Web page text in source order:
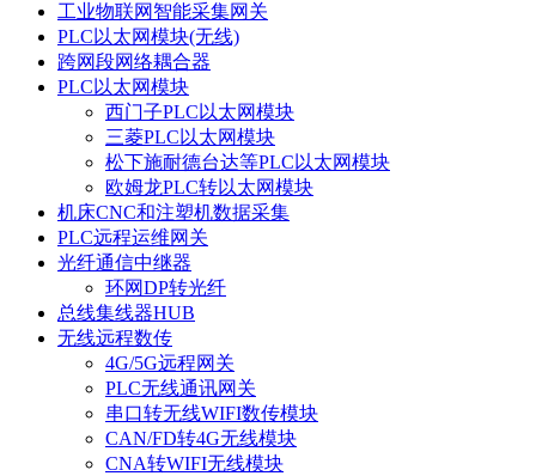
工业物联网智能采集网关
PLC以太网模块(无线)
跨网段网络耦合器
PLC以太网模块
西门子PLC以太网模块
三菱PLC以太网模块
松下施耐德台达等PLC以太网模块
欧姆龙PLC转以太网模块
机床CNC和注塑机数据采集
PLC远程运维网关
光纤通信中继器
环网DP转光纤
总线集线器HUB
无线远程数传
4G/5G远程网关
PLC无线通讯网关
串口转无线WIFI数传模块
CAN/FD转4G无线模块
CNA转WIFI无线模块